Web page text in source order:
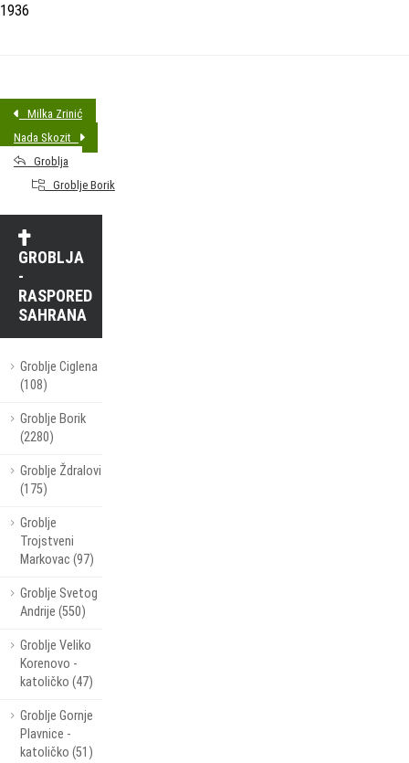
1936
Milka Zrinić
Nada Skozit
Groblja
Groblje Borik
GROBLJA
-
RASPORED
SAHRANA
Groblje Ciglena
(108)
Groblje Borik
(2280)
Groblje Ždralovi
(175)
Groblje
Trojstveni
Markovac (97)
Groblje Svetog
Andrije (550)
Groblje Veliko
Korenovo -
katoličko (47)
Groblje Gornje
Plavnice -
katoličko (51)